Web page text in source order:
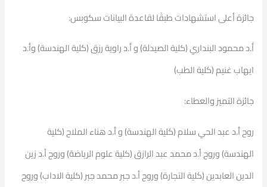
جائزة أعلى استشهادات طبقًا لقاعدة البيانات سكوبس:
أ.د محمود البنداري (كلية الصيدلة) و أ.د راوية رزق (كلية الهندسة) وأ.د
ايهاب غنيم (كلية الطب)
جائزة التميز والعطاء:
روح أ.د عبد الحي سلام (كلية الهندسة) و أ.د هناء الملاح (كلية
الهندسة) وروح أ.د محمد عبد الرازق (كلية علوم الرياضة) وروح أ.د زين
الدين العابدين (كلية التجارة) وروح أ.د جبر محمد جبر (كلية الاداب) وروح